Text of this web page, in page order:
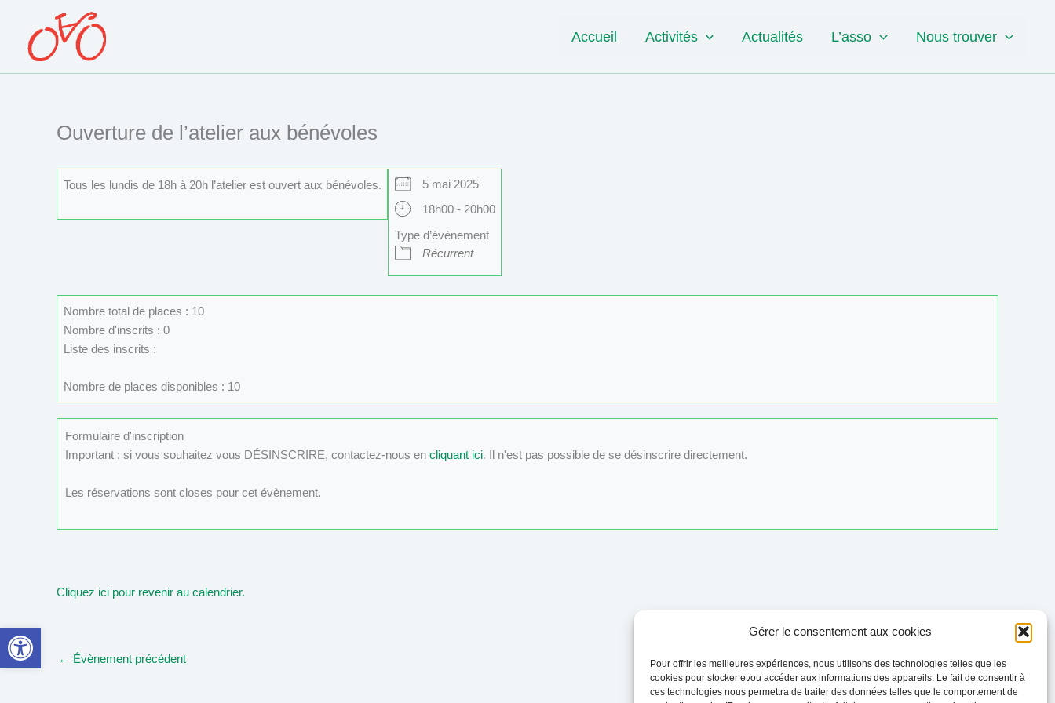
Ouvrir la barre d’outils Gérer le consentement aux cookies
Pour offrir les meilleures expériences, nous utilisons des technologies telles que les
cookies pour stocker et/ou accéder aux informations des appareils. Le fait de consentir à
ces technologies nous permettra de traiter des données telles que le comportement de
contenu
Accueil Activités Actualités L’asso Nous trouver
Ouverture de l’atelier aux bénévoles
Tous les lundis de 18h à 20h l’atelier est ouvert aux bénévoles.
5 mai 2025
18h00 - 20h00
Type d’évènement
Récurrent
Nombre total de places : 10
Nombre d'inscrits : 0
Liste des inscrits :
Nombre de places disponibles : 10
Formulaire d'inscription
Important : si vous souhaitez vous DÉSINSCRIRE, contactez-nous en cliquant ici. Il n'est pas possible de se désinscrire directement.
Les réservations sont closes pour cet évènement.
Cliquez ici pour revenir au calendrier.
← Évènement précédent Évènement suivant→